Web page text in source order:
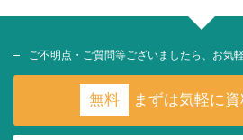
ご不明点・ご質問等ございましたら、お気
無料 まずは気軽に